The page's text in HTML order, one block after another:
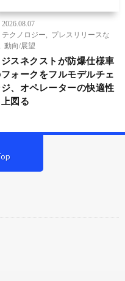
2026.08.07
テクノロジー
プレスリリースな
動向/展望
ジスネクストが防爆仕様車
ォークをフルモデルチェ
、オペレーターの快適性
図る